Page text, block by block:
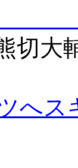
切大
へス